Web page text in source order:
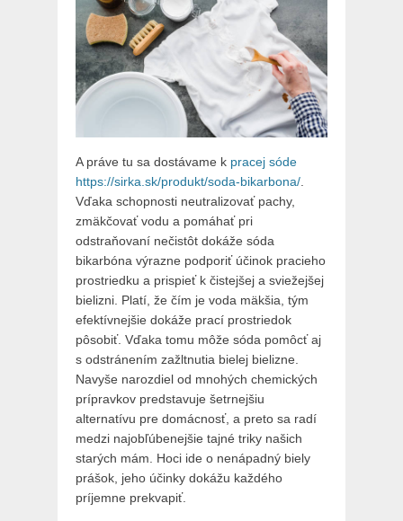
A práve tu sa dostávame k pracej sóde
https://sirka.sk/produkt/soda-bikarbona/.
Vďaka schopnosti neutralizovať pachy,
zmäkčovať vodu a pomáhať pri
odstraňovaní nečistôt dokáže sóda
bikarbóna výrazne podporiť účinok pracieho
prostriedku a prispieť k čistejšej a sviežejšej
bielizni. Platí, že čím je voda mäkšia, tým
efektívnejšie dokáže prací prostriedok
pôsobiť. Vďaka tomu môže sóda pomôcť aj
s odstránením zažltnutia bielej bielizne.
Navyše narozdiel od mnohých chemických
prípravkov predstavuje šetrnejšiu
alternatívu pre domácnosť, a preto sa radí
medzi najobľúbenejšie tajné triky našich
starých mám. Hoci ide o nenápadný biely
prášok, jeho účinky dokážu každého
príjemne prekvapiť.